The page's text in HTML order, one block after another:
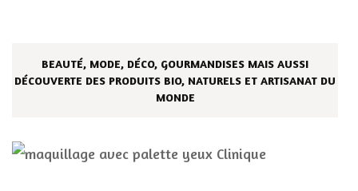
BEAUTÉ, MODE, DÉCO, GOURMANDISES MAIS AUSSI
DÉCOUVERTE DES PRODUITS BIO, NATURELS ET ARTISANAT DU
MONDE